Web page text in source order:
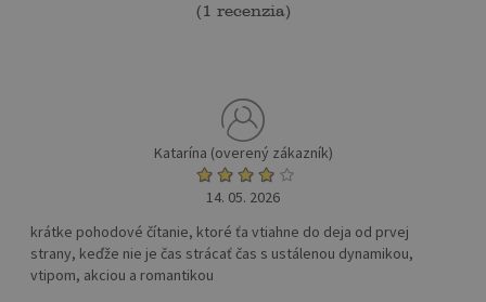
(1 recenzia)
Katarína (overený zákazník)
14. 05. 2026
krátke pohodové čítanie, ktoré ťa vtiahne do deja od prvej
strany, keďže nie je čas strácať čas s ustálenou dynamikou,
vtipom, akciou a romantikou